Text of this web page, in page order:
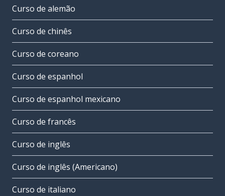
Curso de alemão
Curso de chinês
Curso de coreano
Curso de espanhol
Curso de espanhol mexicano
Curso de francês
Curso de inglês
Curso de inglês (Americano)
Curso de italiano